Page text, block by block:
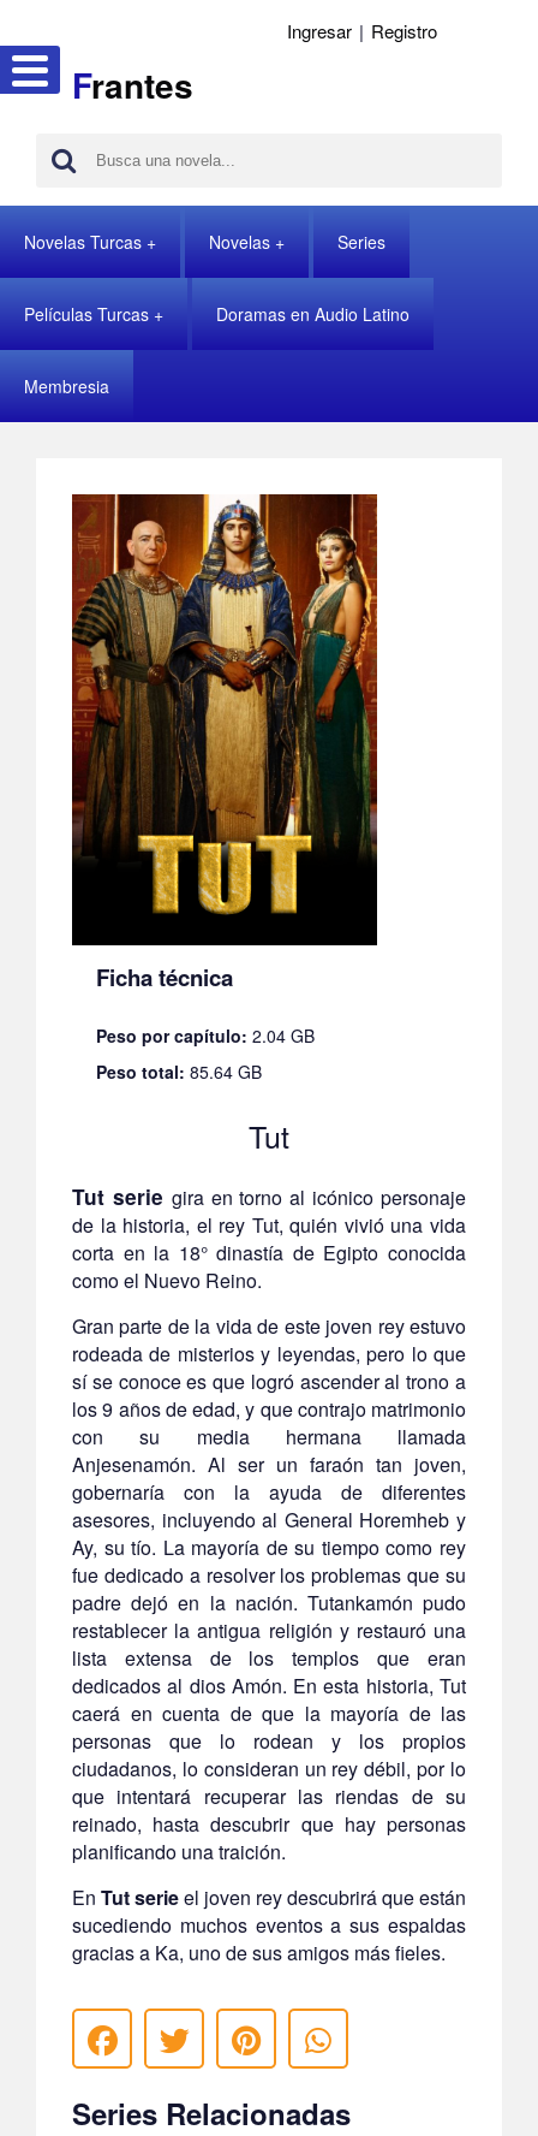
Frantes
Ingresar | Registro
Novelas Turcas Novelas Series
Películas Turcas Doramas en Audio Latino
Membresia
Ficha técnica
Peso por capítulo: 2.04 GB
Peso total: 85.64 GB
Tut
Tut serie gira en torno al icónico personaje
de la historia, el rey Tut, quién vivió una vida
corta en la 18° dinastía de Egipto conocida
como el Nuevo Reino.
Gran parte de la vida de este joven rey estuvo
rodeada de misterios y leyendas, pero lo que
sí se conoce es que logró ascender al trono a
los 9 años de edad, y que contrajo matrimonio
con su media hermana llamada
Anjesenamón. Al ser un faraón tan joven,
gobernaría con la ayuda de diferentes
asesores, incluyendo al General Horemheb y
Ay, su tío. La mayoría de su tiempo como rey
fue dedicado a resolver los problemas que su
padre dejó en la nación. Tutankamón pudo
restablecer la antigua religión y restauró una
lista extensa de los templos que eran
dedicados al dios Amón. En esta historia, Tut
caerá en cuenta de que la mayoría de las
personas que lo rodean y los propios
ciudadanos, lo consideran un rey débil, por lo
que intentará recuperar las riendas de su
reinado, hasta descubrir que hay personas
planificando una traición.
En Tut serieel joven rey descubrirá que están
sucediendo muchos eventos a sus espaldas
gracias a Ka, uno de sus amigos más fieles.
Series Relacionadas